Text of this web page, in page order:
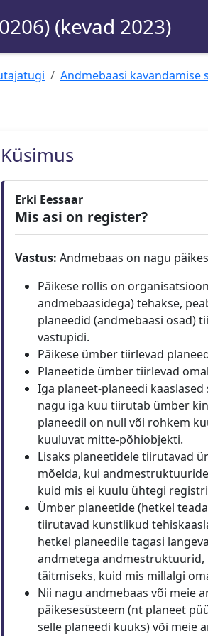
(kevad 2023)
Andmebaasi kavandamise
Küsimus
Erki Eessaar
Mis asi on register?
Vastus: Andmebaas on nagu
Päikese rollis on
andmebaasidega) tehakse,
planeedid (andmebaasi osad)
vastupidi.
Päikese ümber tiirlevad
Planeetide ümber tiirlevad
Iga planeet-planeedi
nagu iga kuu tiirutab ümber
planeedil on null või rohkem
kuuluvat mitte-põhiobjekti.
Lisaks planeetidele tiirutavad
mõelda, kui
kuid mis ei kuulu ühtegi
Ümber planeetide (hetkel
tiirutavad kunstlikud
hetkel planeedile tagasi
andmetega andmestruktuurid,
täitmiseks, kuid mis millalgi
Nii nagu andmebaas või meie
päikesesüsteem (nt planeet
selle planeedi kuuks) või meie